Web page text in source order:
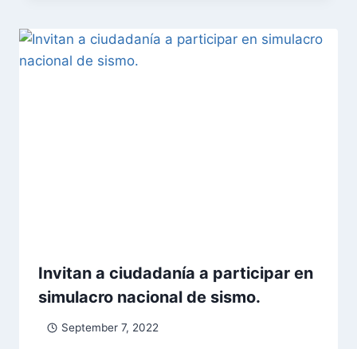
Invitan a ciudadanía a participar en
simulacro nacional de sismo.
September 7, 2022